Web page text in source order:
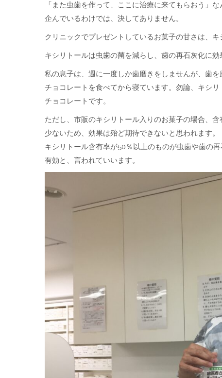
「また虫歯を作って、ここに治療に来てもらおう」
企んでいるわけでは、決してありません。
クリニックでプレゼントしているお菓子の甘さは、キ
キシリトールは虫歯の菌を減らし、歯の再石灰化に効
私の息子は、週に一度しか歯磨きをしませんが、歯を
チョコレートを食べてから寝ています。勿論、キシリ
チョコレートです。
ただし、市販のキシリトール入りのお菓子の場合、含
少ないため、効果は殆ど期待できないと思われます。
キシリトール含有率が50％以上のものが虫歯や歯の
有効と、言われていいます。